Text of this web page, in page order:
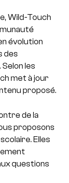
Wild-Touch
évolution
des
les
met à jour
proposé.
de la
proposons
Elles
questions